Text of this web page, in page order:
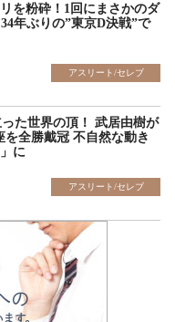
を粉砕！1回にまさかのダ
年ぶりの”東京D決戦”で
アスリート/セレブ
た世界の頂！ 武居由樹が
全勝戴冠 不自然な動き
に
アスリート/セレブ